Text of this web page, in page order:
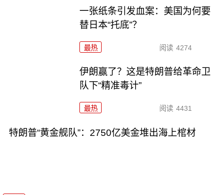
一张纸条引发血案：美国为何要
替日本“托底”？
最热 阅读 4274
伊朗赢了？这是特朗普给革命卫
队下“精准毒计”
最热 阅读 4431
特朗普“黄金舰队”：2750亿美金堆出海上棺材